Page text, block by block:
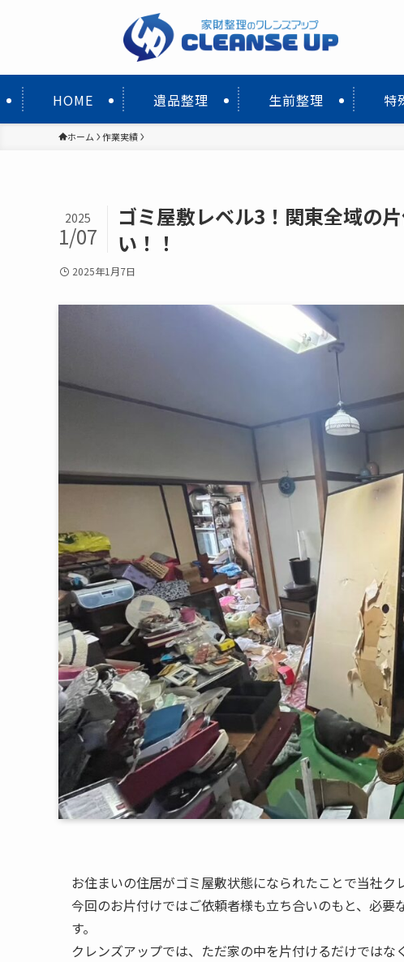
HOME 遺品整理 生前整理 特
ホーム 作業実績
ゴミ屋敷レベル3！関東全域の
い！！
2025
1/07
2025年1月7日
お住まいの住居がゴミ屋敷状態になられたことで当社ク
今回のお片付けではご依頼者様も立ち合いのもと、必
す。
クレンズアップでは、ただ家の中を片付けるだけでは